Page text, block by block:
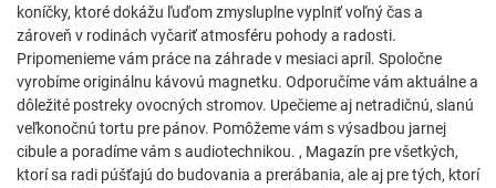
koníčky, ktoré dokážu ľuďom zmysluplne vyplniť voľný čas a
zároveň v rodinách vyčariť atmosféru pohody a radosti.
Pripomenieme vám práce na záhrade v mesiaci apríl. Spoločne
vyrobíme originálnu kávovú magnetku. Odporučíme vám aktuálne a
dôležité postreky ovocných stromov. Upečieme aj netradičnú, slanú
veľkonočnú tortu pre pánov. Pomôžeme vám s výsadbou jarnej
cibule a poradíme vám s audiotechnikou. , Magazín pre všetkých,
ktorí sa radi púšťajú do budovania a prerábania, ale aj pre tých, ktorí